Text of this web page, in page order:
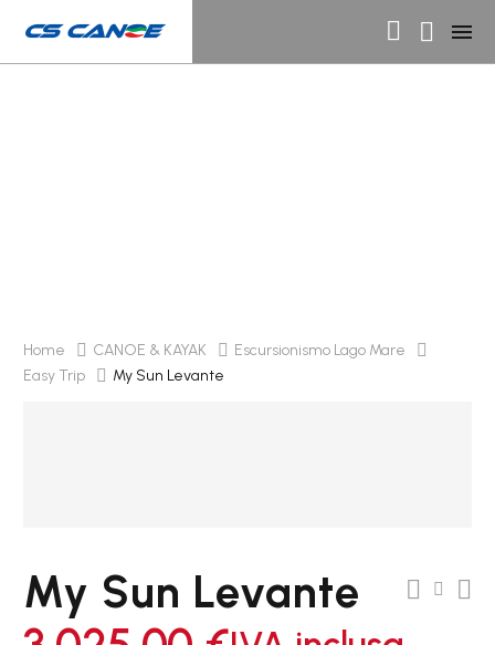
Home CANOE & KAYAK
Escursionismo Lago Mare
Easy Trip
My Sun Levante
My Sun Levante